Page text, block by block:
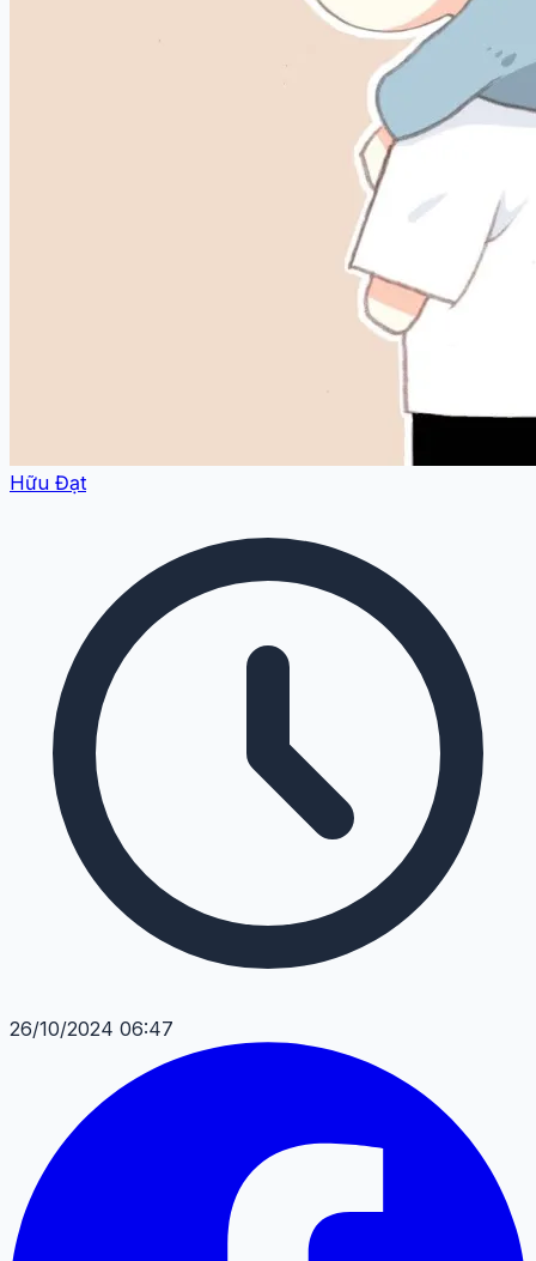
Hữu Đạt
26/10/2024 06:47